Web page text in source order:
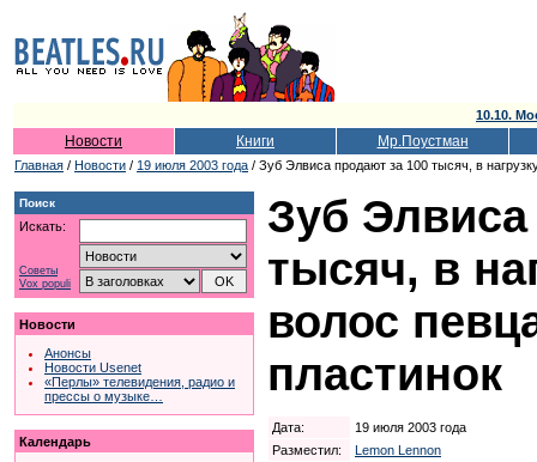
10.10.
Новости Книги Мр.Поустман
Главная / Новости / 19 июля 2003 года / Зуб Элвиса продают за 100 тысяч, в
Поиск
Искать:
Советы
Vox populi
Новости
Анонсы
Новости Usenet
«Перлы» телевидения, радио и
прессы о музыке…
Календарь
Зуб
тысяч, в
волос
пластинок
Дата:
19 июля 2003 года
Разместил:
Lemon Lennon